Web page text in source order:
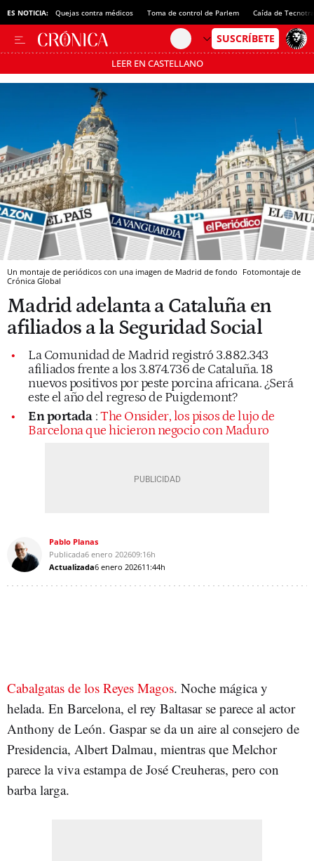
ES NOTICIA: Quejas contra médicos Toma de control de Parlem Caída de
LEER EN CASTELLANO
Pásate al MODO AHORRO
Un montaje de periódicos con una imagen de Madrid de fondo Fotomontaje de
Crónica Global
Madrid adelanta a Cataluña en
afiliados a la Seguridad Social
La Comunidad de Madrid registró 3.882.343
afiliados frente a los 3.874.736 de Cataluña. 18
nuevos positivos por peste porcina africana. ¿Será
este el año del regreso de Puigdemont?
En portada :The Onsider, los pisos de lujo de
Barcelona que hicieron negocio con Maduro
Pablo Planas
Publicada6 enero 202609:16h
Actualizada6 enero 202611:44h
Cabalgatas de los Reyes Magos. Noche mágica y
helada. En Barcelona, el rey Baltasar se parece al actor
Anthony de León. Gaspar se da un aire al consejero de
Presidencia, Albert Dalmau, mientras que Melchor
parece la viva estampa de José Creuheras, pero con
barba larga.